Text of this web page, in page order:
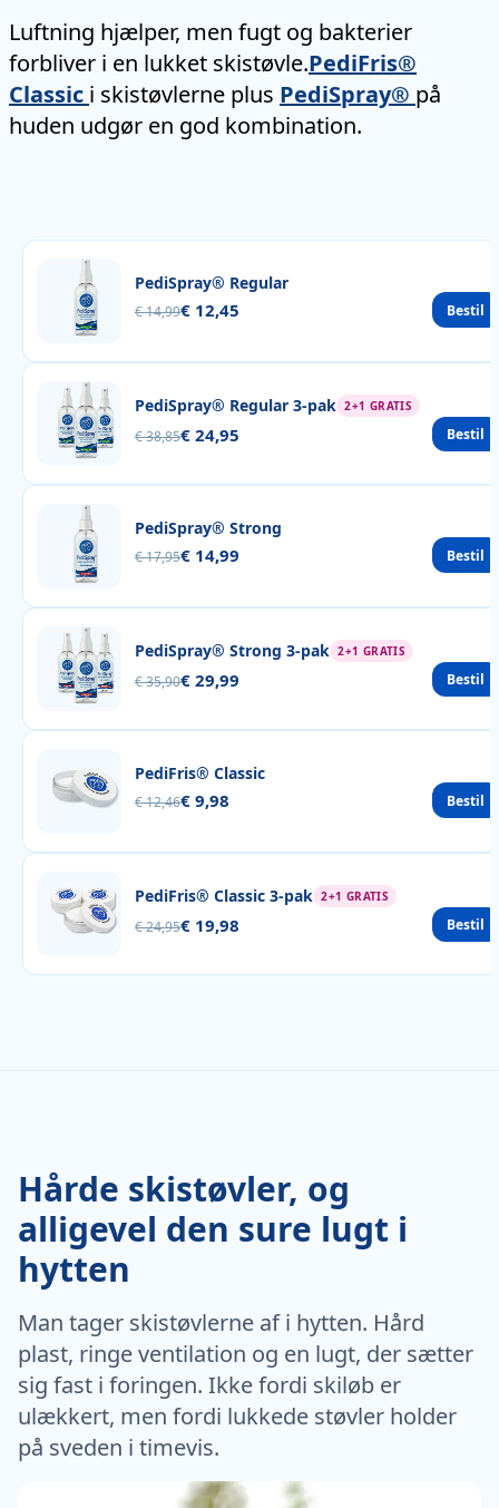
Luftning hjælper, men fugt og bakterier
forbliver i en lukket skistøvle.PediFris®
Classic i skistøvlerne plus PediSpray® på
huden udgør en god kombination.
PediSpray® Regular
€ 14,99€ 12,45 Bestil
PediSpray® Regular 3-pak 2+1 GRATIS
€ 38,85€ 24,95 Bestil
PediSpray® Strong
€ 17,95€ 14,99 Bestil
PediSpray® Strong 3-pak 2+1 GRATIS
€ 35,90€ 29,99 Bestil
PediFris® Classic
€ 12,46€ 9,98 Bestil
PediFris® Classic 3-pak 2+1 GRATIS
€ 24,95€ 19,98 Bestil
Hårde skistøvler, og
alligevel den sure lugt i
hytten
Man tager skistøvlerne af i hytten. Hård
plast, ringe ventilation og en lugt, der sætter
sig fast i foringen. Ikke fordi skiløb er
ulækkert, men fordi lukkede støvler holder
på sveden i timevis.